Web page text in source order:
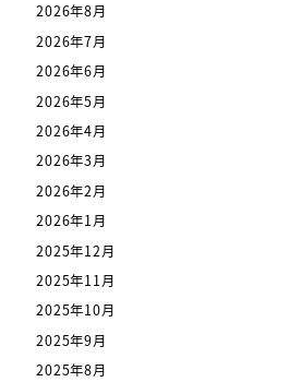
2026年8月
2026年7月
2026年6月
2026年5月
2026年4月
2026年3月
2026年2月
2026年1月
2025年12月
2025年11月
2025年10月
2025年9月
2025年8月